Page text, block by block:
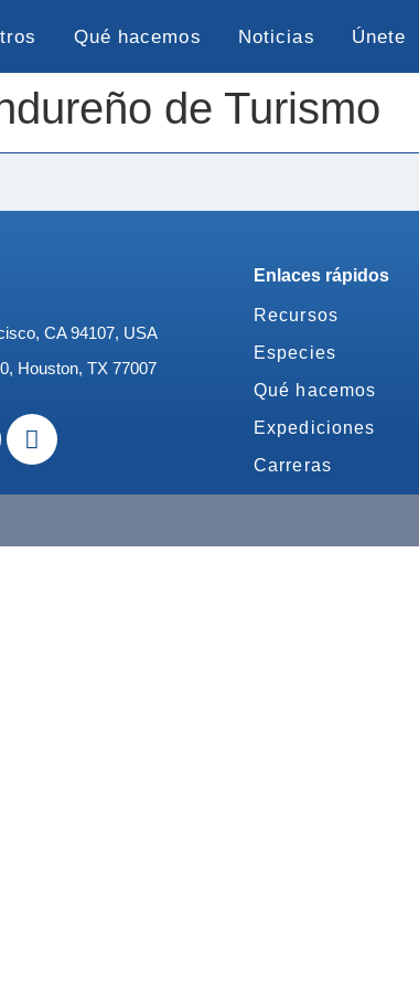
Qué hacemos Noticias Únete
de Turismo
CA 94107, USA
Houston, TX 77007
Enlaces rápidos
Recursos
Especies
Qué hacemos
Expediciones
Carreras